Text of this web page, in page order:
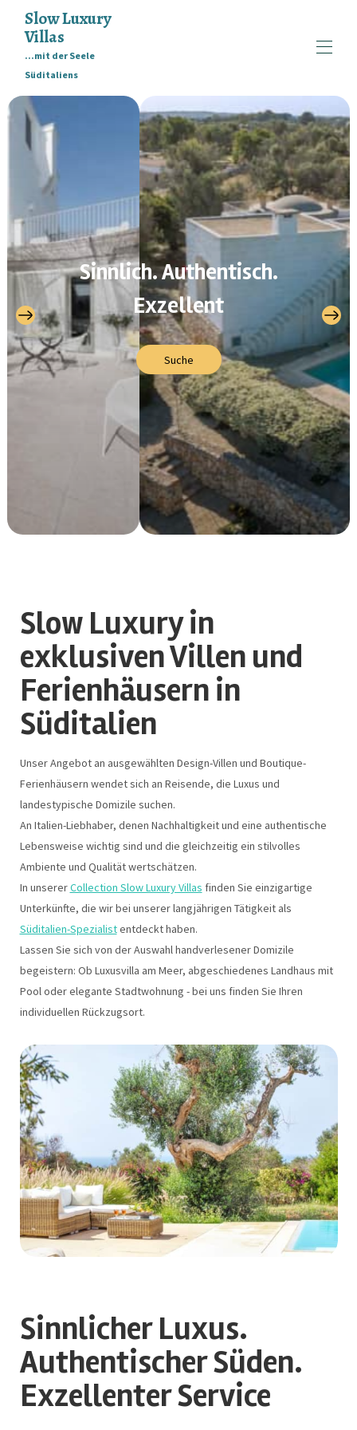
Slow Luxury
Villas
...mit der Seele
Süditaliens
Home
Collection ▾
Philosophie
Kontakt
FAQ
Eigentümer
Sinnlich. Authentisch.
Exzellent
Suche
Slow Luxury in
exklusiven Villen und
Ferienhäusern in
Süditalien
Unser Angebot an ausgewählten Design-Villen und Boutique-
Ferienhäusern wendet sich an Reisende, die Luxus und
landestypische Domizile suchen.
An Italien-Liebhaber, denen Nachhaltigkeit und eine authentische
Lebensweise wichtig sind und die gleichzeitig ein stilvolles
Ambiente und Qualität wertschätzen.
In unsererCollection Slow Luxury Villas finden Sie einzigartige
Unterkünfte, die wir bei unserer langjährigen Tätigkeit als
Süditalien-Spezialistentdeckt haben.
Lassen Sie sich von der Auswahl handverlesener Domizile
begeistern: Ob Luxusvilla am Meer, abgeschiedenes Landhaus mit
Pool oder elegante Stadtwohnung - bei uns finden Sie Ihren
individuellen Rückzugsort.
Sinnlicher Luxus.
Authentischer Süden.
Exzellenter Service